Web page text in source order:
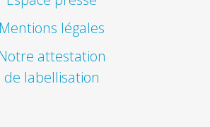
Mentions légales
attestation
de labellisation